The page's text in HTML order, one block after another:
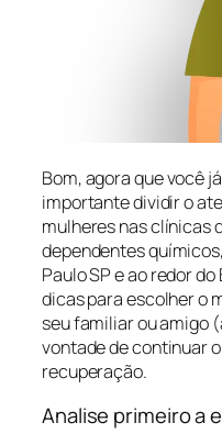
Bom, agora que você
importante dividir o
mulheres nas clínicas
dependentes
Paulo SP e ao redor
dicas para escolher o
seu familiar ou amigo
vontade de continuar
recuperação.
Analise primeiro a